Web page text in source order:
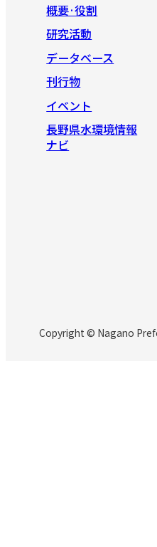
概要·役割
研究活動
データベース
刊行物
イベント
長野県水環境情報
ナビ
Copyright © Nagano